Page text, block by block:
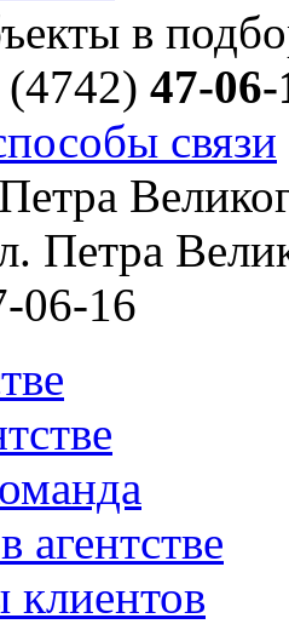
в
(4742) 47-06-
связи
Петра
06-16
агентстве